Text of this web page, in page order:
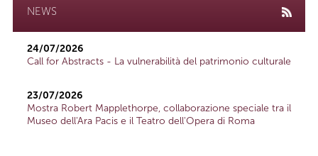
NEWS
24/07/2026
Call for Abstracts - La vulnerabilità del patrimonio culturale
23/07/2026
Mostra Robert Mapplethorpe, collaborazione speciale tra il
Museo dell'Ara Pacis e il Teatro dell'Opera di Roma